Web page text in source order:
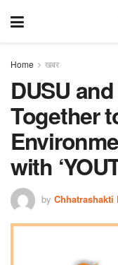
Home खबर
DUSU
Together
with
by Chhatrashakti